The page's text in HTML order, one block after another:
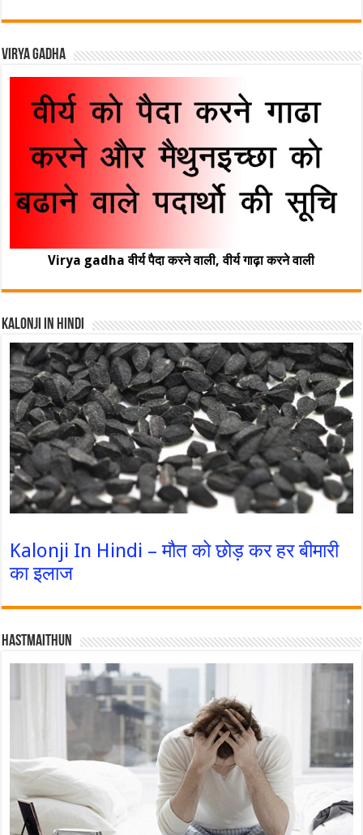
Virya Gadha
Virya gadha वीर्य पैदा करने वाली, वीर्य गाढ़ा करने वाली
Kalonji In Hindi
Kalonji In Hindi – मौत को छोड़ कर हर बीमारी
का इलाज
Hastmaithun